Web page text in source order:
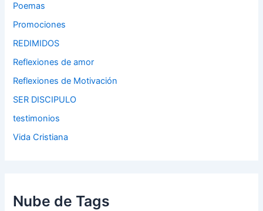
Poemas
Promociones
REDIMIDOS
Reflexiones de amor
Reflexiones de Motivación
SER DISCIPULO
testimonios
Vida Cristiana
Nube de Tags